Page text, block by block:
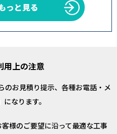
っと見る
用上の注意
のお見積り提示、各種お電話・メ
なります。
様のご要望に沿って最適な工事